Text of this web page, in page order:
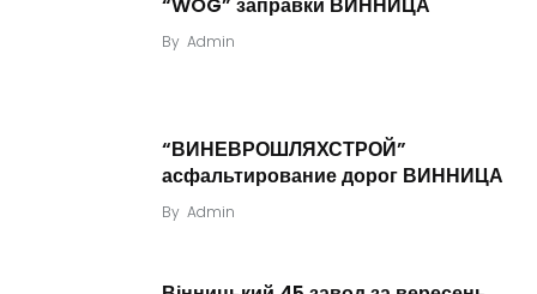
By Admin
“ВИНЕВРОШЛЯХСТРОЙ”
асфальтирование дорог ВИННИЦА
By Admin